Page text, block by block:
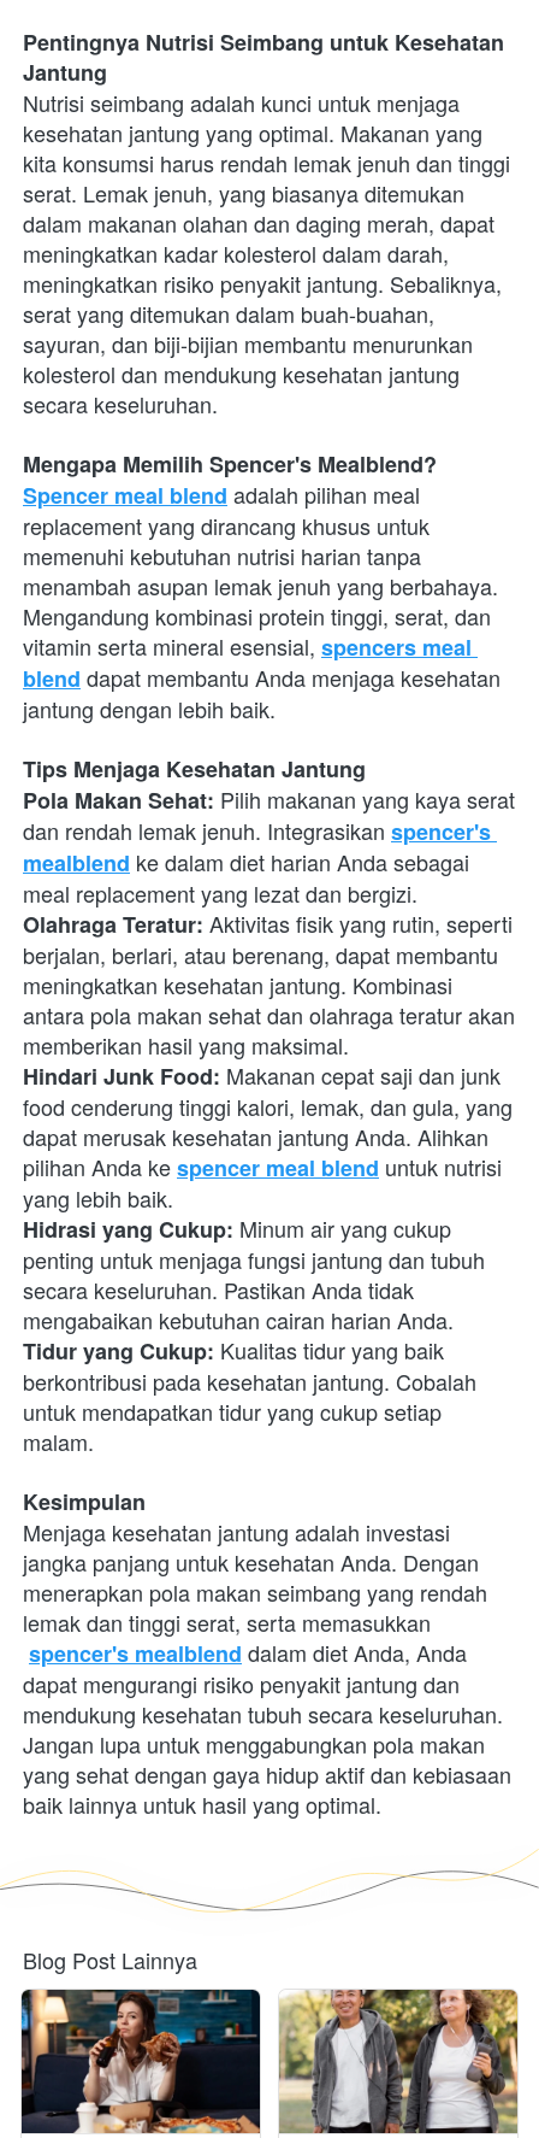
Pentingnya Nutrisi Seimbang untuk Kesehatan
Jantung
Nutrisi seimbang adalah kunci untuk menjaga
kesehatan jantung yang optimal. Makanan yang
kita konsumsi harus rendah lemak jenuh dan tinggi
serat. Lemak jenuh, yang biasanya ditemukan
dalam makanan olahan dan daging merah, dapat
meningkatkan kadar kolesterol dalam darah,
meningkatkan risiko penyakit jantung. Sebaliknya,
serat yang ditemukan dalam buah-buahan,
sayuran, dan biji-bijian membantu menurunkan
kolesterol dan mendukung kesehatan jantung
secara keseluruhan.
Mengapa Memilih Spencer's Mealblend?
Spencer meal blend adalah pilihan meal
replacement yang dirancang khusus untuk
memenuhi kebutuhan nutrisi harian tanpa
menambah asupan lemak jenuh yang berbahaya.
Mengandung kombinasi protein tinggi, serat, dan
vitamin serta mineral esensial, spencers meal
blend dapat membantu Anda menjaga kesehatan
jantung dengan lebih baik.
Tips Menjaga Kesehatan Jantung
Pola Makan Sehat: Pilih makanan yang kaya serat
dan rendah lemak jenuh. Integrasikan spencer's
mealblend ke dalam diet harian Anda sebagai
meal replacement yang lezat dan bergizi.
Olahraga Teratur: Aktivitas fisik yang rutin, seperti
berjalan, berlari, atau berenang, dapat membantu
meningkatkan kesehatan jantung. Kombinasi
antara pola makan sehat dan olahraga teratur akan
memberikan hasil yang maksimal.
Hindari Junk Food: Makanan cepat saji dan junk
food cenderung tinggi kalori, lemak, dan gula, yang
dapat merusak kesehatan jantung Anda. Alihkan
pilihan Anda kespencer meal blend untuk nutrisi
yang lebih baik.
Hidrasi yang Cukup: Minum air yang cukup
penting untuk menjaga fungsi jantung dan tubuh
secara keseluruhan. Pastikan Anda tidak
mengabaikan kebutuhan cairan harian Anda.
Tidur yang Cukup: Kualitas tidur yang baik
berkontribusi pada kesehatan jantung. Cobalah
untuk mendapatkan tidur yang cukup setiap
malam.
Kesimpulan
Menjaga kesehatan jantung adalah investasi
jangka panjang untuk kesehatan Anda. Dengan
menerapkan pola makan seimbang yang rendah
lemak dan tinggi serat, serta memasukkan
spencer's mealblend dalam diet Anda, Anda
dapat mengurangi risiko penyakit jantung dan
mendukung kesehatan tubuh secara keseluruhan.
Jangan lupa untuk menggabungkan pola makan
yang sehat dengan gaya hidup aktif dan kebiasaan
baik lainnya untuk hasil yang optimal.
Blog Post Lainnya